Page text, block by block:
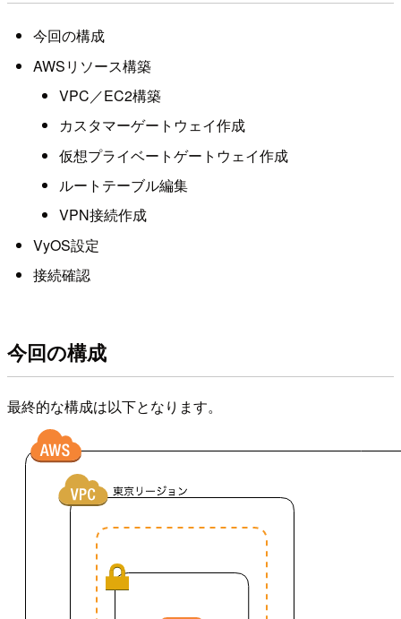
今回の構成
AWSリソース構築
VPC／EC2構築
カスタマーゲートウェイ作成
仮想プライベートゲートウェイ作成
ルートテーブル編集
VPN接続作成
VyOS設定
接続確認
今回の構成
最終的な構成は以下となります。